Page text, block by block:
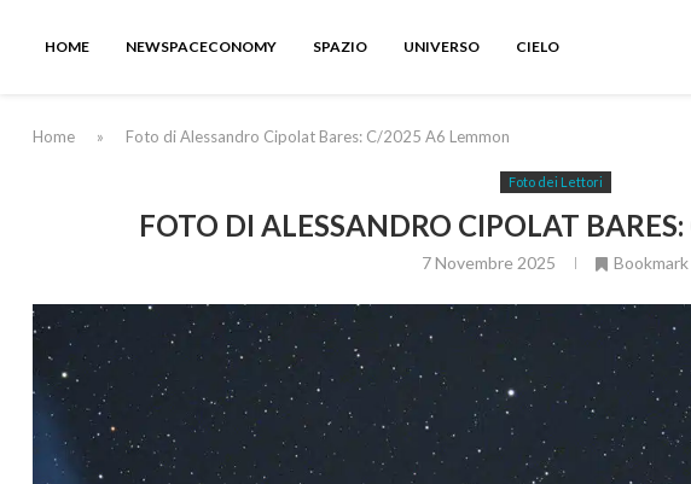
HOME NEWSPACECONOMY SPAZIO UNIVERSO CIELO
Home » Foto di Alessandro Cipolat Bares: C/2025 A6 Lemmon
Foto dei Lettori
FOTO DI ALESSANDRO CIPOLAT
7 Novembre 2025 Bookmark